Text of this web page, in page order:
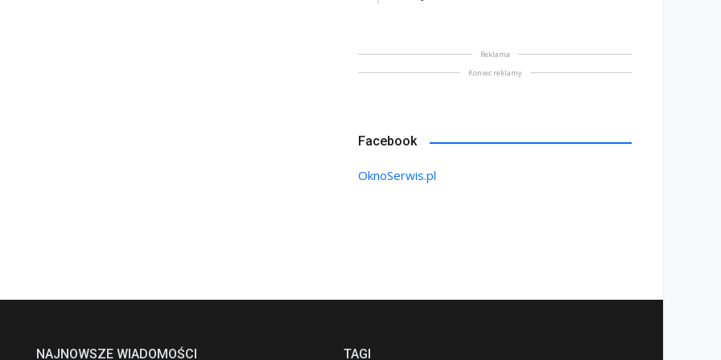
Reklama
Koniec reklamy
Facebook
OknoSerwis.pl
NAJNOWSZE WIADOMOŚCI TAGI